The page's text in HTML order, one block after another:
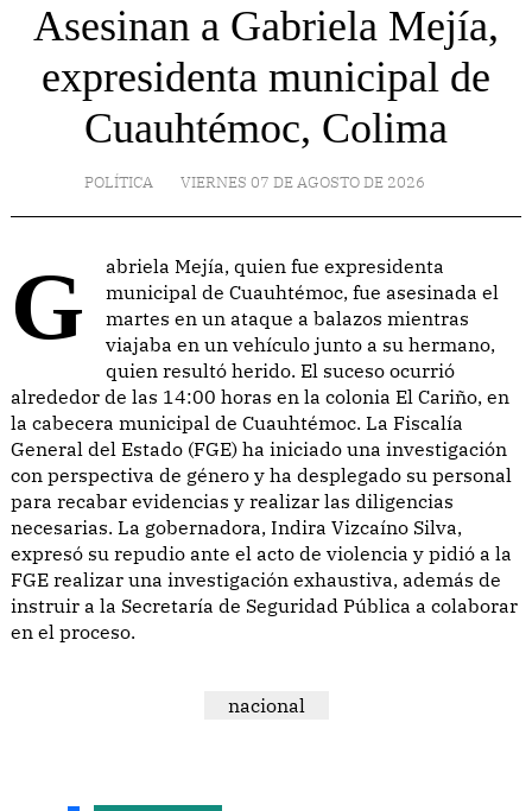
Asesinan a Gabriela Mejía,
expresidenta municipal de
Cuauhtémoc, Colima
POLÍTICA VIERNES 07 DE AGOSTO DE 2026
Gabriela Mejía, quien fue expresidenta
municipal de Cuauhtémoc, fue asesinada el
martes en un ataque a balazos mientras
viajaba en un vehículo junto a su hermano,
quien resultó herido. El suceso ocurrió
alrededor de las 14:00 horas en la colonia El Cariño, en
la cabecera municipal de Cuauhtémoc. La Fiscalía
General del Estado (FGE) ha iniciado una investigación
con perspectiva de género y ha desplegado su personal
para recabar evidencias y realizar las diligencias
necesarias. La gobernadora, Indira Vizcaíno Silva,
expresó su repudio ante el acto de violencia y pidió a la
FGE realizar una investigación exhaustiva, además de
instruir a la Secretaría de Seguridad Pública a colaborar
en el proceso.
nacional